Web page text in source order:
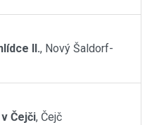
II., Nový Šaldorf-
Čejči, Čejč